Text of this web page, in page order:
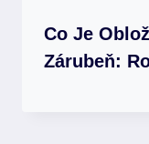
Co Je
Zárubeň: